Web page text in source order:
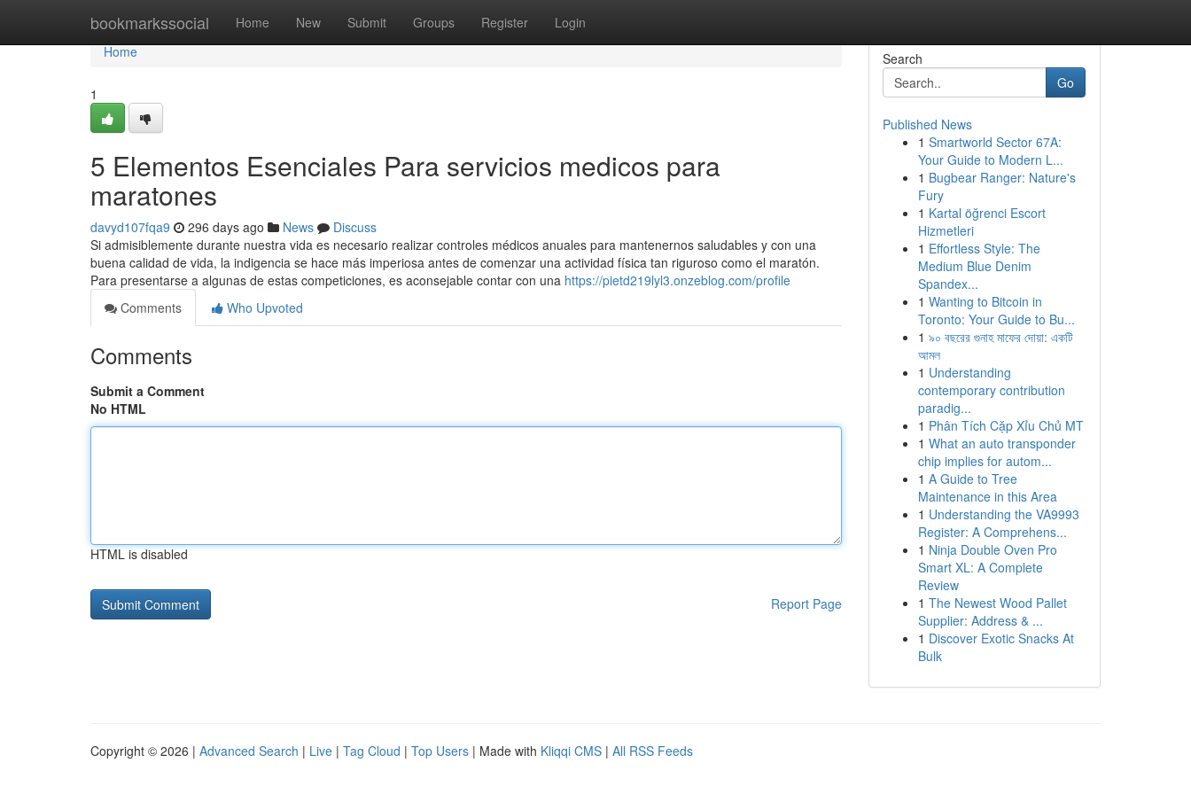
bookmarkssocial Home New Submit Groups Register Login
Home
Home
1
5 Elementos Esenciales Para servicios medicos para
maratones
davyd107fqa9 296 days ago News
Discuss
Si admisiblemente durante nuestra vida es necesario realizar controles médicos anuales para mantenernos saludables y con una
buena calidad de vida, la indigencia se hace más imperiosa antes de comenzar una actividad física tan riguroso como el maratón.
Para presentarse a algunas de estas competiciones, es aconsejable contar con una https://pietd219lyl3.onzeblog.com/profile
Comments
Who Upvoted
Comments
Submit a Comment
No HTML
HTML is disabled
Report Page
Search
Go
Published News
1 Smartworld Sector 67A:
Your Guide to Modern L...
1 Bugbear Ranger: Nature's
Fury
1 Kartal öğrenci Escort
Hizmetleri
1 Effortless Style: The
Medium Blue Denim
Spandex...
1 Wanting to Bitcoin in
Toronto: Your Guide to Bu...
1 ৯০ বছরের গুনাহ মাফের দোয়া: একটি
আমল
1 Understanding
contemporary contribution
paradig...
1 Phân Tích Cặp Xỉu Chủ MT
1 What an auto transponder
chip implies for autom...
1 A Guide to Tree
Maintenance in this Area
1 Understanding the VA9993
Register: A Comprehens...
1 Ninja Double Oven Pro
Smart XL: A Complete
Review
1 The Newest Wood Pallet
Supplier: Address & ...
1 Discover Exotic Snacks At
Bulk
Copyright © 2026 | Advanced Search | Live | Tag Cloud | Top Users | Made with Kliqqi CMS | All RSS Feeds